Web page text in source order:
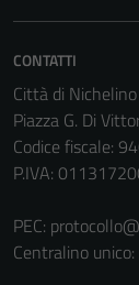
CONTATTI
Città di Nichelino
Piazza G. Di
Codice fiscale:
P.IVA:
PEC:
Centralino